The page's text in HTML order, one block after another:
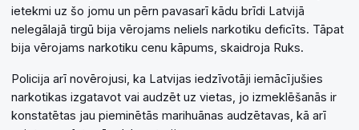
ietekmi uz šo jomu un pērn pavasarī kādu brīdi Latvijā
nelegālajā tirgū bija vērojams neliels narkotiku deficīts. Tāpat
bija vērojams narkotiku cenu kāpums, skaidroja Ruks.
Policija arī novērojusi, ka Latvijas iedzīvotāji iemācījušies
narkotikas izgatavot vai audzēt uz vietas, jo izmeklēšanās ir
konstatētas jau pieminētās marihuānas audzētavas, kā arī